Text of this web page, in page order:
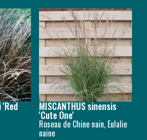
'Red MISCANTHUS sinensis
'Cute One'
Roseau de Chine nain, Eulalie
naine